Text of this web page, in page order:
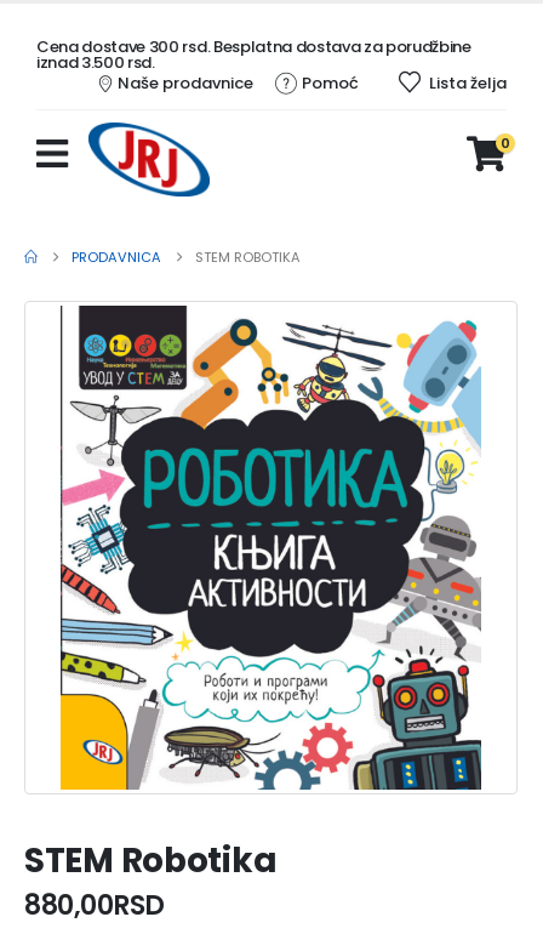
Cena dostave 300 rsd. Besplatna dostava za porudžbine
iznad 3.500 rsd.
Naše prodavnice
Pomoć Lista želja
0
PRODAVNICA STEM ROBOTIKA
STEM Robotika
880,00RSD